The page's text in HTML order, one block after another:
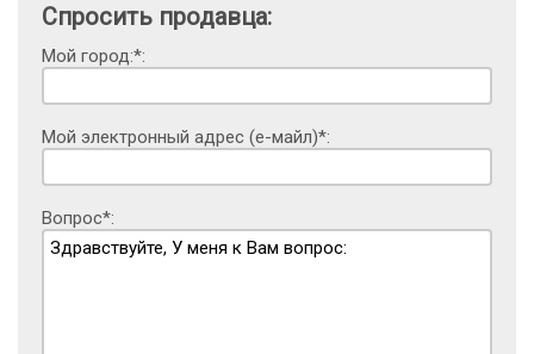
Спросить продавца:
Мой город:*:
Мой электронный адрес (е-майл)*:
Вопрос*: